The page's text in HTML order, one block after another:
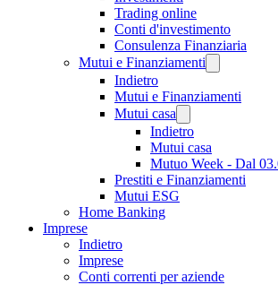
Trading online
Conti d'investimento
Consulenza Finanziaria
Mutui e Finanziamenti
Indietro
Mutui e Finanziamenti
Mutui casa
Indietro
Mutui casa
Mutuo Week - Dal
Prestiti e Finanziamenti
Mutui ESG
Home Banking
Imprese
Indietro
Imprese
Conti correnti per aziende